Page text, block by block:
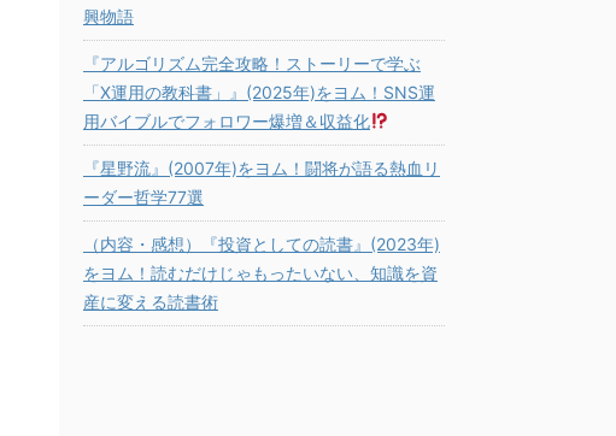
興物語
『アルゴリズム完全攻略！ストーリーで学ぶ
「X運用の教科書」』(2025年)をヨム！SNS運
用バイブルでフォロワー爆増＆収益化
『星野流』(2007年)をヨム！闘将が語る熱血リ
ーダー哲学77選
（内容・感想）『投資としての読書』(2023年)
をヨム！読むだけじゃもったいない、知識を資
産に変える読書術